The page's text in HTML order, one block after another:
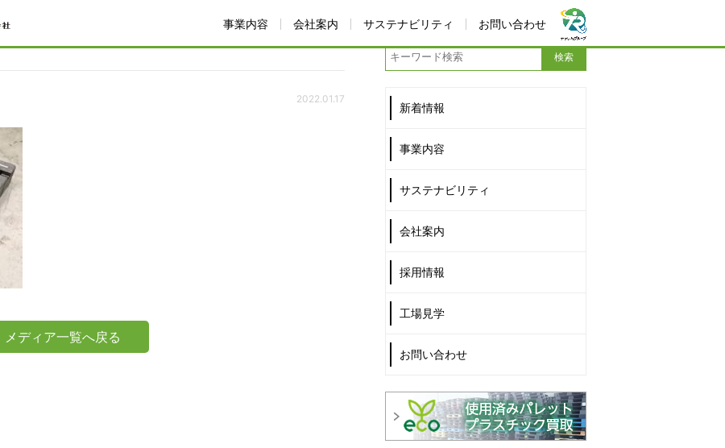
事業内容 会社案内 サステナビリティ お問い合わせ
2022.01.17
メディア一覧へ戻る
新着情報
事業内容
サステナビリティ
会社案内
採用情報
工場見学
お問い合わせ